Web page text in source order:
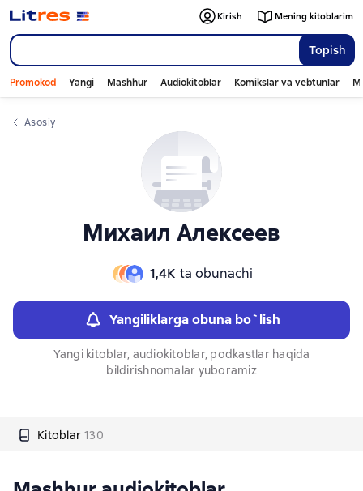
Topish
Kirish Mening kitoblarim
Promokod Yangi Mashhur Audiokitoblar Komikslar va vebtunlar
Asosiy
Михаил Алексеев
1,4К ta obunachi
Yangiliklarga obuna bo`lish
Yangi kitoblar, audiokitoblar, podkastlar haqida
bildirishnomalar yuboramiz
Kitoblar 130
Слайдер с книгами